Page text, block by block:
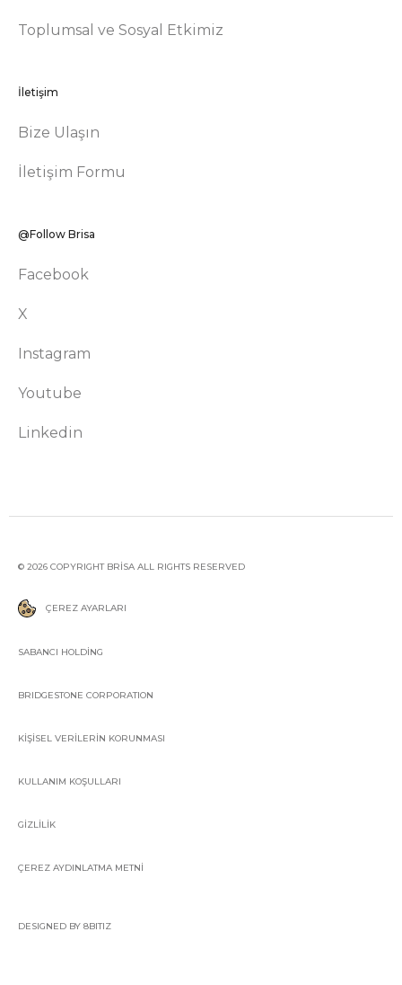
Toplumsal ve Sosyal Etkimiz
İletişim
Bize Ulaşın
İletişim Formu
@Follow Brisa
Facebook
X
Instagram
Youtube
Linkedin
© 2026 COPYRIGHT BRİSA ALL RIGHTS RESERVED
ÇEREZ AYARLARI
SABANCI HOLDİNG
BRIDGESTONE CORPORATION
KİŞİSEL VERİLERİN KORUNMASI
KULLANIM KOŞULLARI
GİZLİLİK
ÇEREZ AYDINLATMA METNİ
DESIGNED BY 8BITIZ